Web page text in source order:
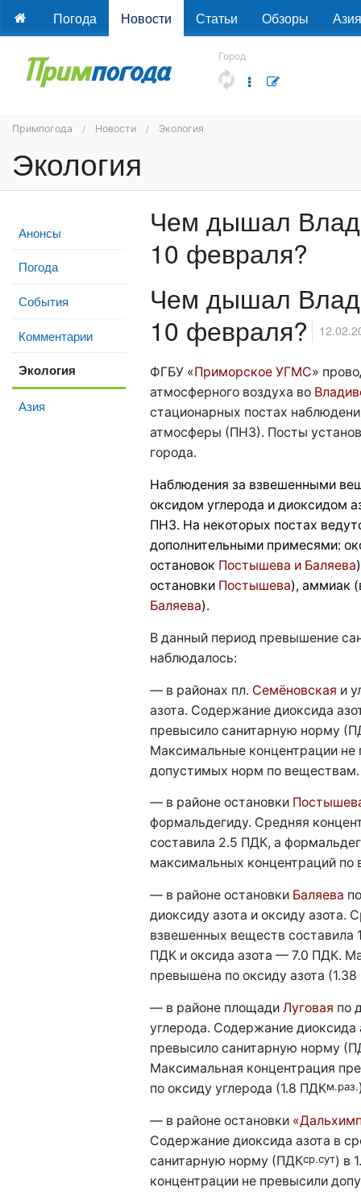
Погода Новости Статьи Обзоры Азия
Город
Примпогода Новости Экология
Экология
Анонсы
Погода
События
Комментарии
Экология
Азия
Чем дышал
10 февраля?
Чем дышал
10 февраля?
ФГБУ «Приморское УГМС»
атмосферного воздуха во
стационарных постах
атмосферы (ПНЗ). Посты
города.
Наблюдения за взвешенными
оксидом углерода и диоксидом
ПНЗ. На некоторых постах
дополнительными примесями:
остановок Постышева и Баляева
остановки Постышева), аммиак
Баляева).
В данный период превышение
наблюдалось:
— в районах пл. Семёновская и
азота. Содержание диоксида
превысило санитарную норму
Максимальные концентрации не
допустимых норм по веществам.
— в районе остановки
формальдегиду. Средняя
составила 2.5 ПДК, а
максимальных концентраций
— в районе остановки Баляева
диоксиду азота и оксиду азота.
взвешенных веществ составила
ПДК и оксида азота — 7.0 ПДК.
превышена по оксиду азота
— в районе площади Луговая по
углерода. Содержание диоксида
превысило санитарную норму
Максимальная концентрация
по оксиду углерода (1.8 ПДКм.раз.
— в районе остановки
Содержание диоксида азота в
санитарную норму (ПДКср.сут) в
концентрации не превысили